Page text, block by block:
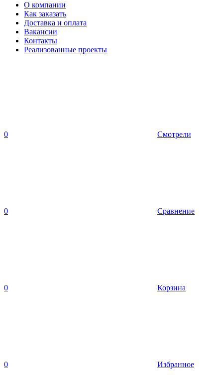
О компании
Как заказать
Доставка и оплата
Вакансии
Контакты
Реализованные проекты
0 Смотрели
0 Сравнение
0 Корзина
0 Избранное